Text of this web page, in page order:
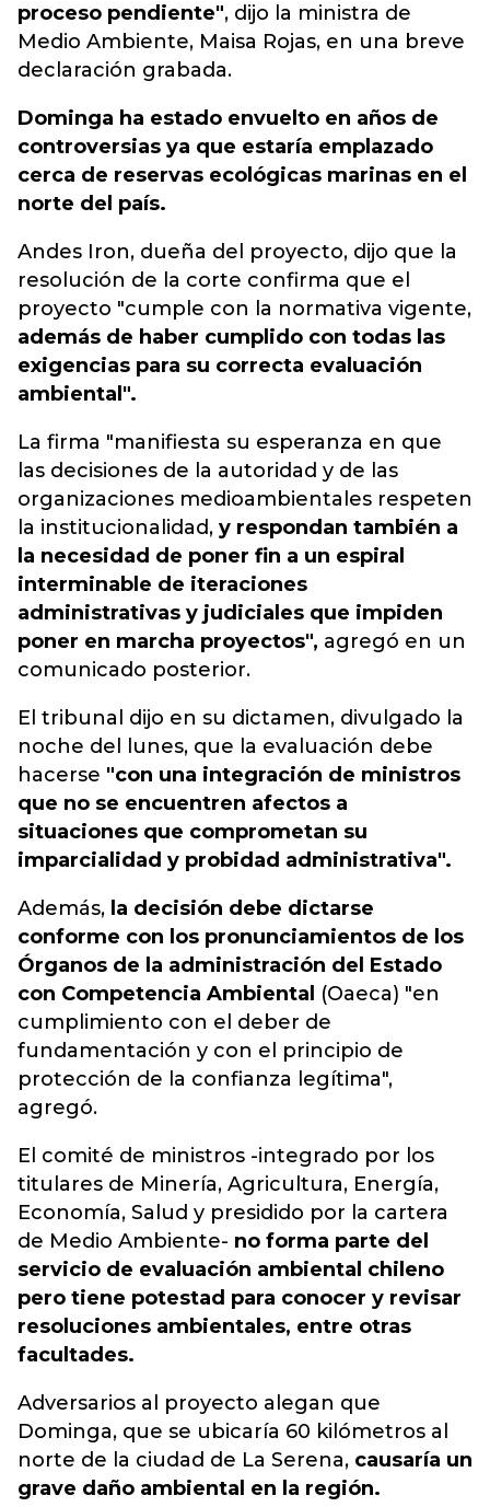
proceso pendiente", dijo la ministra de
Medio Ambiente, Maisa Rojas, en una breve
declaración grabada.
Dominga ha estado envuelto en años de
controversias ya que estaría emplazado
cerca de reservas ecológicas marinas en el
norte del país.
Andes Iron, dueña del proyecto, dijo que la
resolución de la corte confirma que el
proyecto "cumple con la normativa vigente,
además de haber cumplido con todas las
exigencias para su correcta evaluación
ambiental".
La firma "manifiesta su esperanza en que
las decisiones de la autoridad y de las
organizaciones medioambientales respeten
la institucionalidad, y respondan también a
la necesidad de poner fin a un espiral
interminable de iteraciones
administrativas y judiciales que impiden
poner en marcha proyectos", agregó en un
comunicado posterior.
El tribunal dijo en su dictamen, divulgado la
noche del lunes, que la evaluación debe
hacerse "con una integración de ministros
que no se encuentren afectos a
situaciones que comprometan su
imparcialidad y probidad administrativa".
Además, la decisión debe dictarse
conforme con los pronunciamientos de los
Órganos de la administración del Estado
con Competencia Ambiental (Oaeca) "en
cumplimiento con el deber de
fundamentación y con el principio de
protección de la confianza legítima",
agregó.
El comité de ministros -integrado por los
titulares de Minería, Agricultura, Energía,
Economía, Salud y presidido por la cartera
de Medio Ambiente- no forma parte del
servicio de evaluación ambiental chileno
pero tiene potestad para conocer y revisar
resoluciones ambientales, entre otras
facultades.
Adversarios al proyecto alegan que
Dominga, que se ubicaría 60 kilómetros al
norte de la ciudad de La Serena, causaría un
grave daño ambiental en la región.